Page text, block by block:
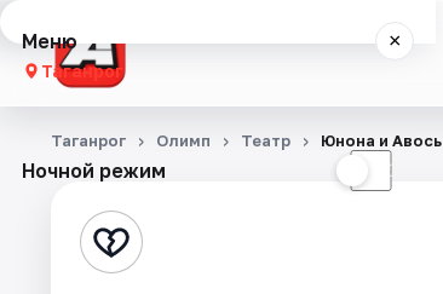
Меню ×
Таганрог
Концерты
Стендап
Ночной режим ☾
Таганрог Олимп Театр Юнона и Авось